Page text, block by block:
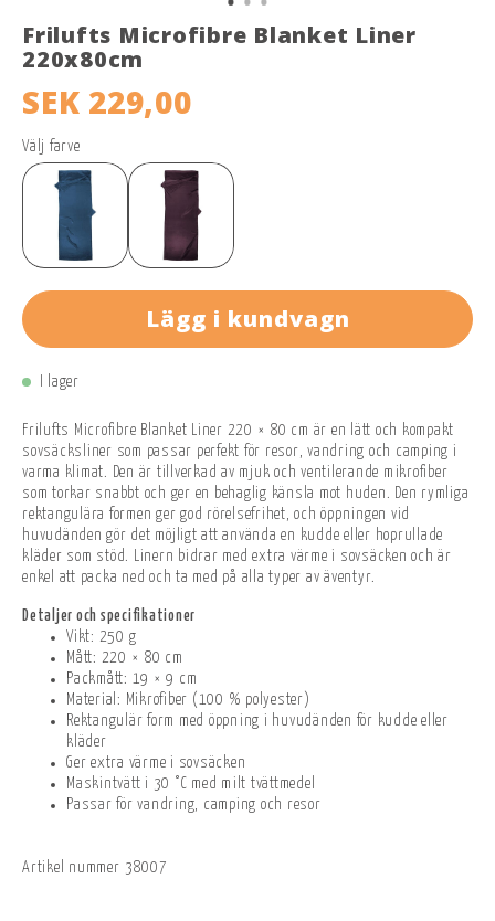
Frilufts Microfibre Blanket Liner
220x80cm
SEK 229,00
Välj farve
Lägg i kundvagn
I lager
Frilufts Microfibre Blanket Liner 220 × 80 cm är en lätt och kompakt
sovsäcksliner som passar perfekt för resor, vandring och camping i
varma klimat. Den är tillverkad av mjuk och ventilerande mikrofiber
som torkar snabbt och ger en behaglig känsla mot huden. Den rymliga
rektangulära formen ger god rörelsefrihet, och öppningen vid
huvudänden gör det möjligt att använda en kudde eller hoprullade
kläder som stöd. Linern bidrar med extra värme i sovsäcken och är
enkel att packa ned och ta med på alla typer av äventyr.
Detaljer och specifikationer
Vikt: 250 g
Mått: 220 × 80 cm
Packmått: 19 × 9 cm
Material: Mikrofiber (100 % polyester)
Rektangulär form med öppning i huvudänden för kudde eller
kläder
Ger extra värme i sovsäcken
Maskintvätt i 30 °C med milt tvättmedel
Passar för vandring, camping och resor
Artikel nummer 38007